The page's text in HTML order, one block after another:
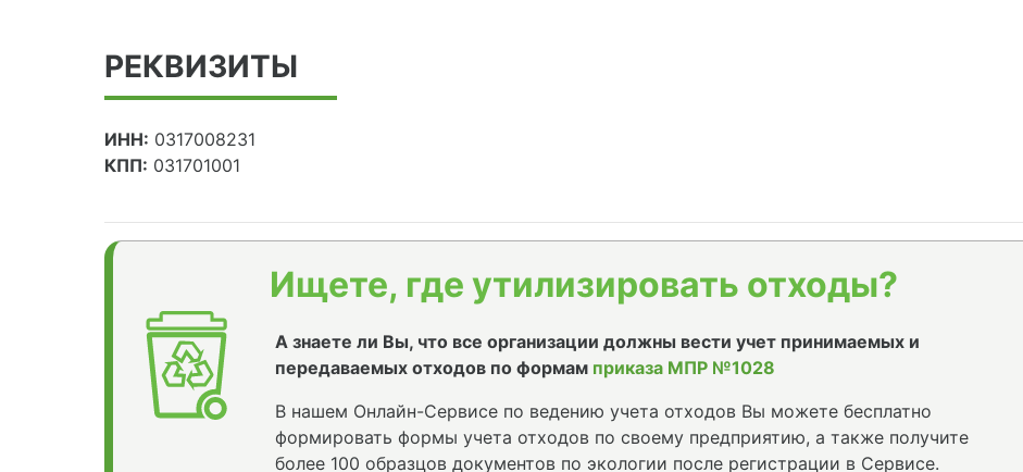
РЕКВИЗИТЫ
ИНН: 0317008231
КПП: 031701001
Ищете, где утилизировать отходы?
А знаете ли Вы, что все организации должны вести учет принимаемых и
передаваемых отходов по формам приказа МПР №1028
В нашем Онлайн-Сервисе по ведению учета отходов Вы можете бесплатно
формировать формы учета отходов по своему предприятию, а также получите
более 100 образцов документов по экологии после регистрации в Сервисе.